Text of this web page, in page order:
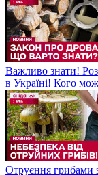
Важливо знати!
в Україні! Кого
Отруєння грибами